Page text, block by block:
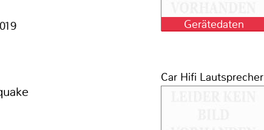
Gerätedaten
Car Hifi Lautsprecher